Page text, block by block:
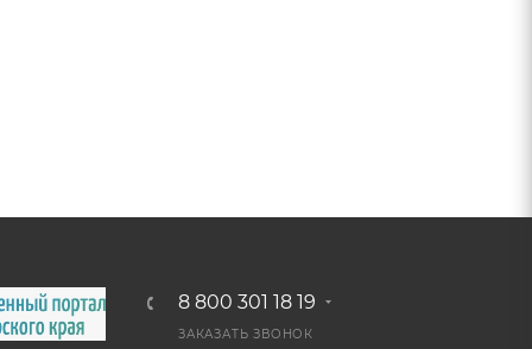
8 800 301 18 19
ЗАКАЗАТЬ ЗВОНОК